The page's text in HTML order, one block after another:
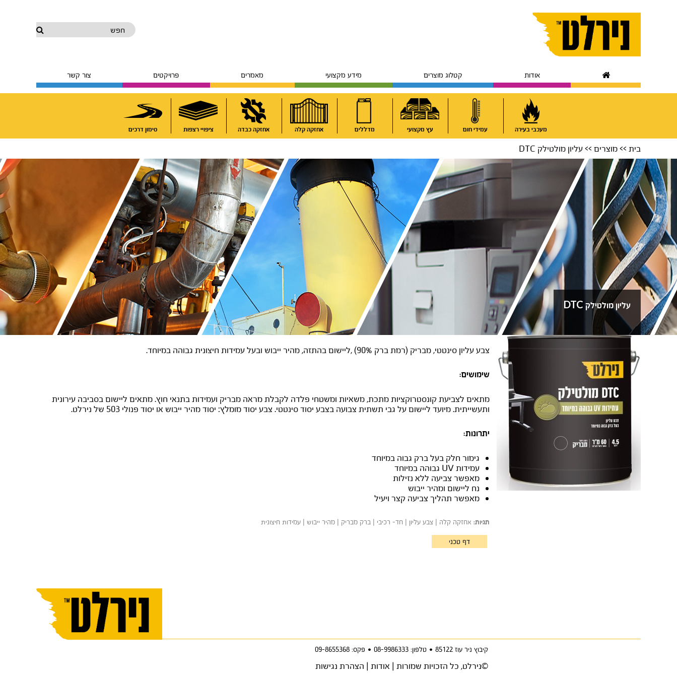
חפש
אודות קטלוג מוצרים מידע מקצועי מאמרים פרויקטים צור קשר
מעכבי בעירה עמידי חום עץ מקצועי מדללים אחזקה קלה אחזקה כבדה ציפויי רצפות סימון דרכים
בית >>מוצרים >> עליון מולטילק DTC
עליון מולטילק DTC
צבע עליון סינטטי, מבריק (רמת ברק 90%) ,ליישום בהתזה, מהיר ייבוש ובעל עמידות חיצונית גבוהה במיוחד.
שימושים:
מתאים לצביעת קונסטרוקציות מתכת, משאיות ומשטחי פלדה לקבלת מראה מבריק ועמידות בתנאי חוץ. מתאים ליישום בסביבה עירונית
ותעשייתית. מיועד ליישום על גבי תשתית צבועה בצבע יסוד סינטטי. צבע יסוד מומלץ: יסוד מהיר ייבוש או יסוד פנולי 503 של נירלט.
יתרונות:
גימור חלק בעל ברק גבוה במיוחד
עמידות UV גבוהה במיוחד
מאפשר צביעה ללא נזילות
נח ליישום ומהיר ייבוש
מאפשר תהליך צביעה קצר ויעיל
תגיות: אחזקה קלה | צבע עליון | חד- רכיבי | ברק מבריק | מהיר ייבוש | עמידות חיצונית
דף טכני
קיבוץ ניר עוז 85122 • טלפון: 08-9986333 • פקס: 09-8655368
©נירלט, כל הזכויות שמורות | אודות | הצהרת נגישות